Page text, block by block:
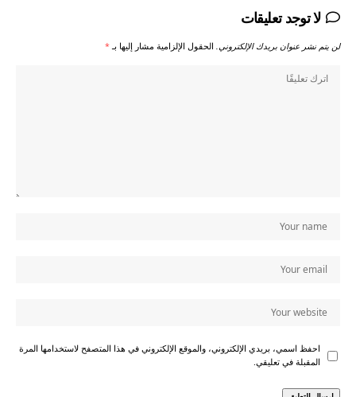
لا توجد تعليقات
لن يتم نشر عنوان بريدك الإلكتروني. الحقول الإلزامية مشار إليها بـ*
احفظ اسمي، بريدي الإلكتروني، والموقع الإلكتروني في هذا المتصفح لاستخدامها المرة
المقبلة في تعليقي.